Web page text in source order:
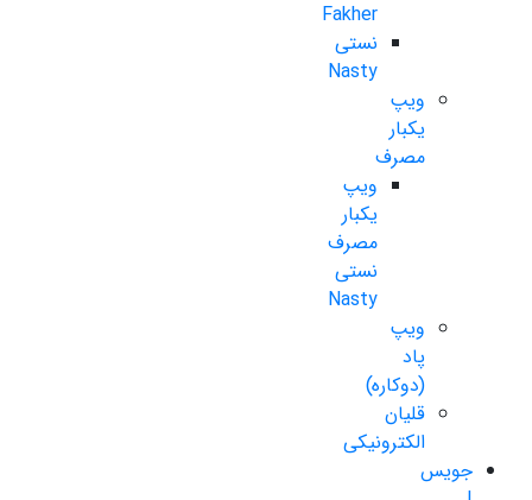
Fakher
نستی
Nasty
ویپ
یکبار
مصرف
ویپ
یکبار
مصرف
نستی
Nasty
ویپ
پاد
(دوکاره)
قلیان
الکترونیکی
جویس